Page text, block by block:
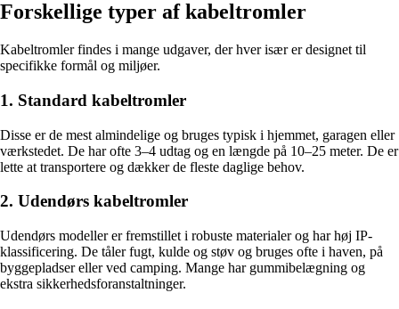
Forskellige typer af kabeltromler
Kabeltromler findes i mange udgaver, der hver især er designet til
specifikke formål og miljøer.
1. Standard kabeltromler
Disse er de mest almindelige og bruges typisk i hjemmet, garagen eller
værkstedet. De har ofte 3–4 udtag og en længde på 10–25 meter. De er
lette at transportere og dækker de fleste daglige behov.
2. Udendørs kabeltromler
Udendørs modeller er fremstillet i robuste materialer og har høj IP-
klassificering. De tåler fugt, kulde og støv og bruges ofte i haven, på
byggepladser eller ved camping. Mange har gummibelægning og
ekstra sikkerhedsforanstaltninger.